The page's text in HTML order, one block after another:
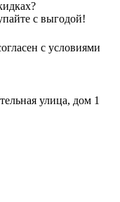
с выгодой!
с условиями
улица, дом 1